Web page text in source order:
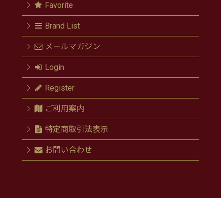
Favorite
Brand List
メールマガジン
Login
Register
ご利用案内
特定商取引法表示
お問い合わせ